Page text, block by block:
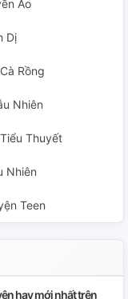
Ảo
Dị
Rồng
Nhiên
Thuyết
Nhiên
Teen
hay mới nhất trên